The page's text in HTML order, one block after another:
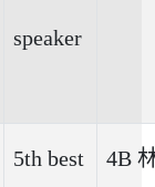
speaker
5th best 4B